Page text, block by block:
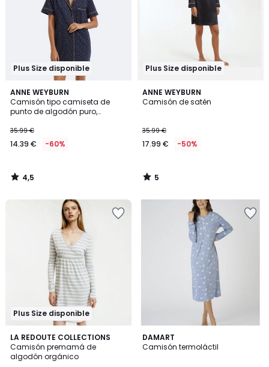
Plus Size disponible
ANNE WEYBURN
Camisón tipo camiseta de
punto de algodón puro,
35.99 €
14.39 € -60%
4,5
/ 5
4,5
/
Plus Size disponible
ANNE WEYBURN
Camisón de satén
35.99 €
17.99 € -50%
5
/
5
/
Plus Size disponible
LA REDOUTE COLLECTIONS
Camisón premamá de
algodón orgánico
4,5
/ 5
DAMART
Camisón termoláctil
4,6
/ 5